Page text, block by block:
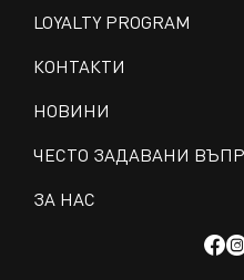
LOYALTY PROGRAM
КОНТАКТИ
НОВИНИ
ЧЕСТО ЗАДАВАНИ
ЗА НАС